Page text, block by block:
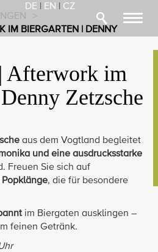
DE EN
CZ
>
IM BIERGARTEN | DENNY
Afterwork im
Zetzsche
aus dem Vogtland begleitet
und eine ausdrucksstarke
Freuen Sie sich auf
Popklänge, die für besondere
im Biergaten ausklingen –
feinen Getränk.